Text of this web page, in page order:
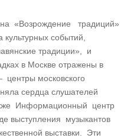
«Возрождение традиций»
событий,
традиции», и
в Москве отражены в
московского
сердца слушателей
Информационный центр
выступления музыкантов
выставки. Эти